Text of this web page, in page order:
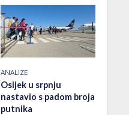
ANALIZE
Osijek u srpnju
nastavio s padom broja
putnika